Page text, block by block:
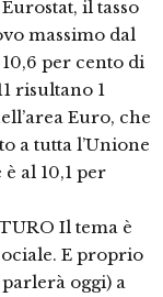
il tasso
massimo dal
per cento di
risultano 1
Euro, che
a tutta l’Unione
al 10,1 per
Il tema è
E proprio
oggi) a